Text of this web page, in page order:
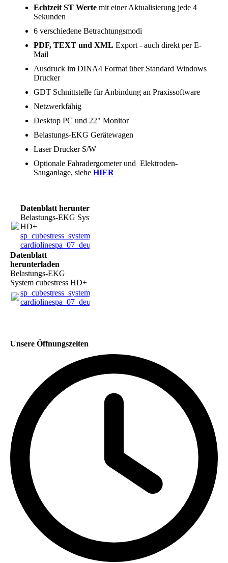
Echtzeit ST Werte mit einer Aktualisierung jede 4
Sekunden
6 verschiedene Betrachtungsmodi
PDF, TEXT und XML Export - auch direkt per E-
Mail
Ausdruck im DINA4 Format über Standard Windows
Drucker
GDT Schnittstelle für Anbindung an Praxissoftware
Netzwerkfähig
Desktop PC und 22" Monitor
Belastungs-EKG Gerätewagen
Laser Drucker S/W
Optionale Fahradergometer und Elektroden-
Sauganlage, siehe HIER
Datenblatt herunterladen
Belastungs-EKG System cubestress
HD+
sp_cubestress_system
cardiolinespa_07_deu1.pdf
Datenblatt
herunterladen
Belastungs-EKG
System cubestress HD+
sp_cubestress_system
cardiolinespa_07_deu1.pdf
Unsere Öffnungszeiten